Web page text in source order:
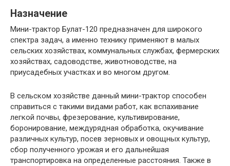
Назначение
Мини-трактор Булат-120 предназначен для широкого
спектра задач, а именно технику применяют в малых
сельских хозяйствах, коммунальных службах, фермерских
хозяйствах, садоводстве, животноводстве, на
приусадебных участках и во многом другом.
В сельском хозяйстве данный мини-трактор способен
справиться с такими видами работ, как вспахивание
легкой почвы, фрезерование, культивирование,
боронирование, междурядная обработка, окучивание
различных культур, посев зерновых и овощных культур,
сбор полученного урожая и его дальнейшая
транспортировка на определенные расстояния. Также в